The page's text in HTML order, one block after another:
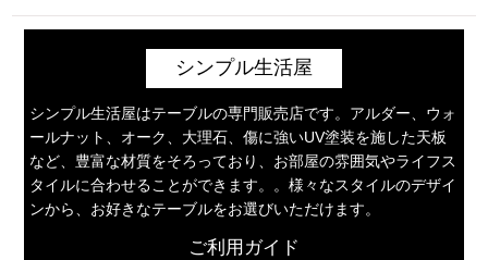
シンプル生活屋
シンプル生活屋はテーブルの専門販売店です。アルダー、ウォ
ールナット、オーク、大理石、傷に強いUV塗装を施した天板
など、豊富な材質をそろっており、お部屋の雰囲気やライフス
タイルに合わせることができます。。様々なスタイルのデザイ
ンから、お好きなテーブルをお選びいただけます。
ご利用ガイド